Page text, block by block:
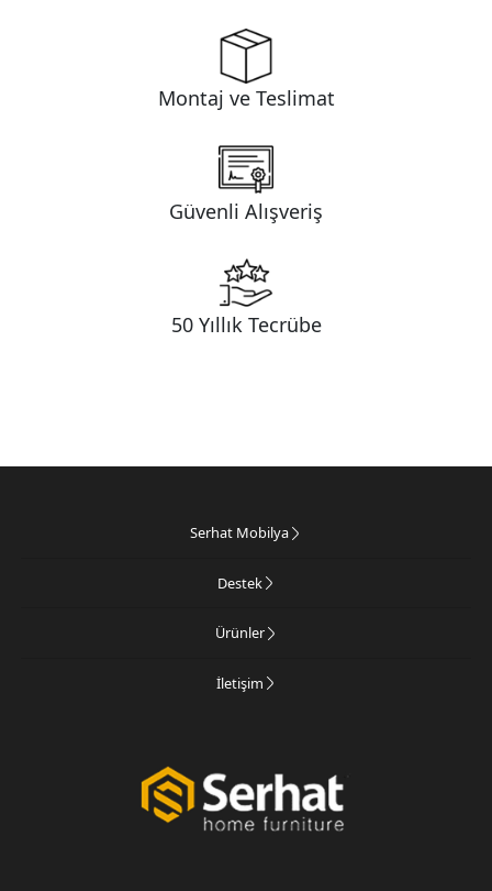
Montaj ve Teslimat
Güvenli Alışveriş
50 Yıllık Tecrübe
Serhat Mobilya
Destek
Ürünler
İletişim